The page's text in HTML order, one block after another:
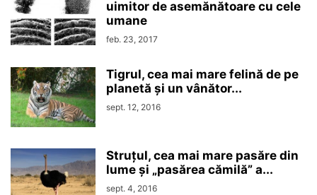
uimitor de asemănătoare cu cele
umane
feb. 23, 2017
Tigrul, cea mai mare felină de pe
planetă și un vânător...
sept. 12, 2016
Struțul, cea mai mare pasăre din
lume și „pasărea cămilă” a...
sept. 4, 2016